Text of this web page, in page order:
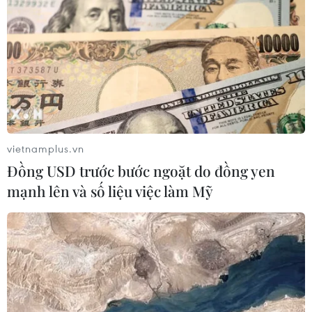
TIN LIÊN QUAN
vietnamplus.vn
Đồng USD trước bước ngoặt do đồng yen
mạnh lên và số liệu việc làm Mỹ